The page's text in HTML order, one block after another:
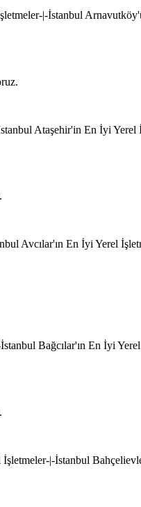
|-İstanbul
Ataşehir'in En İyi Yerel
Avcılar'ın En İyi Yerel
Bağcılar'ın En İyi
|-İstanbul